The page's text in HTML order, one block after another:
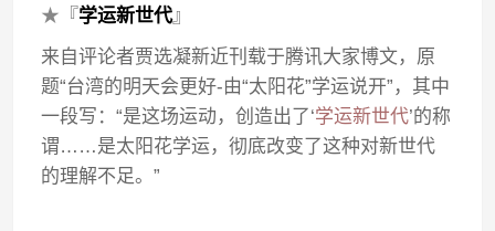
★ 『学运新世代』
来自评论者贾选凝新近刊载于腾讯大家博文，原
题“台湾的明天会更好-由“太阳花”学运说开”，其中
一段写：“是这场运动，创造出了‘学运新世代’的称
谓……是太阳花学运，彻底改变了这种对新世代
的理解不足。”